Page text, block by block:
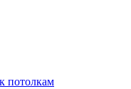
потолкам